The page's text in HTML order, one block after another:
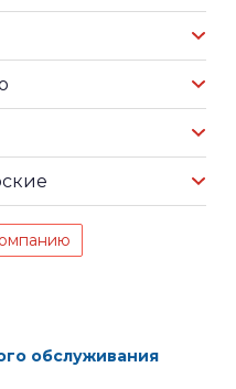
обслуживания